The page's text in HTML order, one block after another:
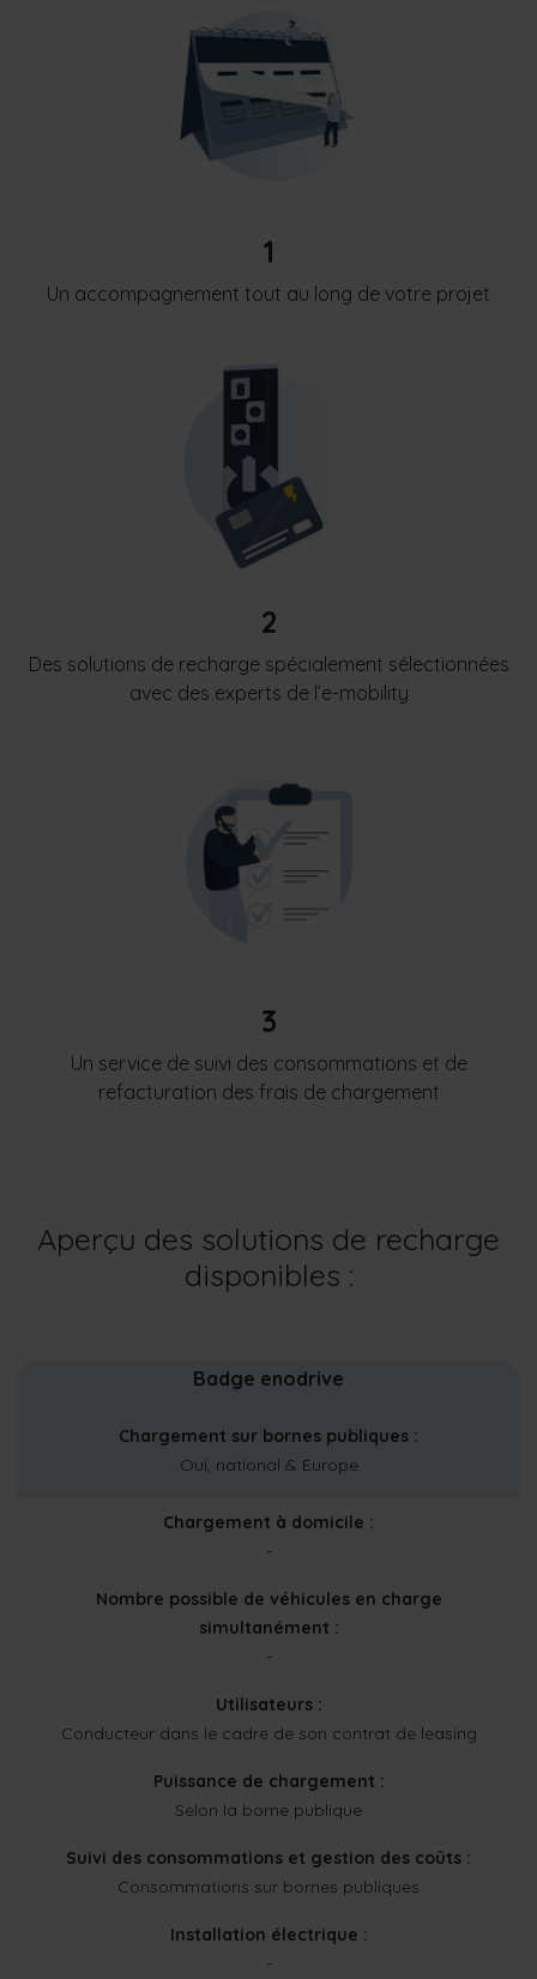
1
Un accompagnement tout au long de votre projet
2
Des solutions de recharge spécialement sélectionnées
avec des experts de l’e-mobility
3
Un service de suivi des consommations et de
refacturation des frais de chargement
Aperçu des solutions de recharge
disponibles :
Badge enodrive
Chargement sur bornes publiques :
Oui, national & Europe
Chargement à domicile :
-
Nombre possible de véhicules en charge
simultanément :
-
Utilisateurs :
Conducteur dans le cadre de son contrat de leasing
Puissance de chargement :
Selon la borne publique
Suivi des consommations et gestion des coûts :
Consommations sur bornes publiques
Installation électrique :
-